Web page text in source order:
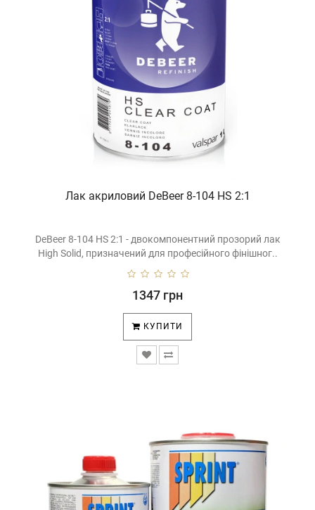
Купити керамічний лак для авто варто тим, хто хоче
довготривалий результат. На відміну від воску та
звичайних лаків, кераміка тримається до 12 місяців і
більше за правильного догляду. Це вигідна інвестиція у
збереження кузова та зовнішнього вигляду автомобіля.
ПЕРЕВАГИ ТА ВЛАСТИВОСТІ КЕРАМІЧНОГО
ЛАКУ ДЛЯ АВТО
Серед головних переваг керамічного лаку — його міцність.
Він ефективно захищає від дрібних подряпин, хімії, солей,
використовуються в місті чи на трасі.
витрачатимете менше часу на миття — пил і бруд не
прилипають до поверхні. До того ж, блиск зберігається
це — без потреби частого оновлення.
Варто зазначити, що керамічний лак не змінює структуру
фарби, а працює поверх неї. Він сумісний із більшістю ЛФП
— акрилом, металіком, перламутром. Продукція
barvaua.com підходить для легкових авто, мотоциклів і
Якщо ви шукаєте, де купити керамічний лак для авто —
barvaua.com пропонує широкий вибір від перевірених
брендів. У нас є лаки у наборах, поштучно, а також
комплекти з аксесуарами для нанесення (губки,
мікрофібра, серветки).
Лак акриловий DeBeer 8-104 HS 2:1
DeBeer 8-104 HS 2:1 - двокомпонентний прозорий лак
High Solid, призначений для професійного фінішног..
1347 грн
КУПИТИ